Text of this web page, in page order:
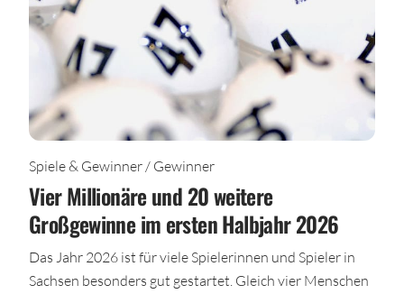
Spiele & Gewinner / Gewinner
Vier Millionäre und 20 weitere
Großgewinne im ersten Halbjahr 2026
Das Jahr 2026 ist für viele Spielerinnen und Spieler in
Sachsen besonders gut gestartet. Gleich vier Menschen